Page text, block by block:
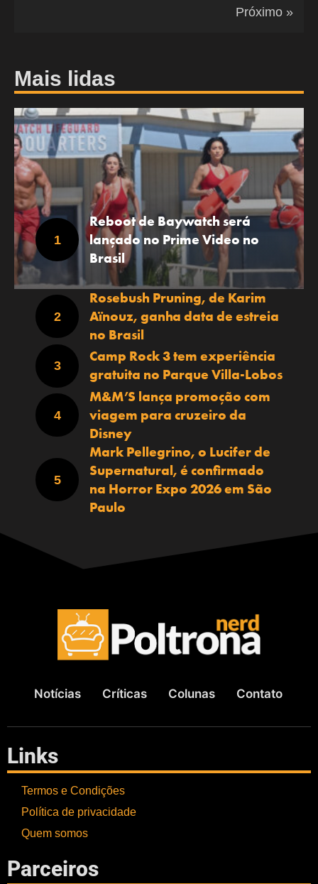
Próximo »
Mais lidas
Reboot de Baywatch será
lançado no Prime Video no
Brasil
Rosebush Pruning, de Karim
Aïnouz, ganha data de estreia
no Brasil
Camp Rock 3 tem experiência
gratuita no Parque Villa-Lobos
M&M’S lança promoção com
viagem para cruzeiro da
Disney
Mark Pellegrino, o Lucifer de
Supernatural, é confirmado
na Horror Expo 2026 em São
Paulo
Notícias Críticas Colunas Contato
Links
Termos e Condições
Política de privacidade
Quem somos
Parceiros